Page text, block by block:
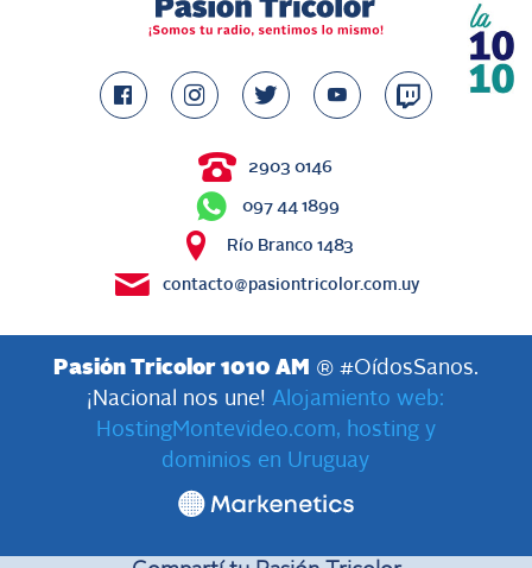
2903 0146
097 44 1899
Río Branco 1483
contacto@pasiontricolor.com.uy
Pasión Tricolor 1010 AM
® #OídosSanos.
¡Nacional nos une! Alojamiento web:
HostingMontevideo.com, hosting y
dominios en Uruguay